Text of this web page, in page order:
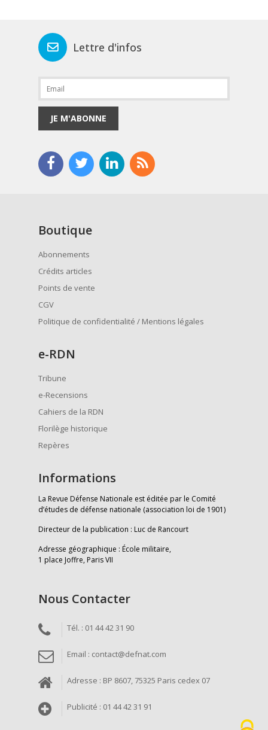
Lettre d'infos
JE M'ABONNE
Boutique
Abonnements
Crédits articles
Points de vente
CGV
Politique de confidentialité / Mentions légales
e-RDN
Tribune
e-Recensions
Cahiers de la RDN
Florilège historique
Repères
Informations
La Revue Défense Nationale est éditée par le Comité
d’études de défense nationale (association loi de 1901)
Directeur de la publication : Luc de Rancourt
Adresse géographique : École militaire,
1 place Joffre, Paris VII
Nous Contacter
Tél. : 01 44 42 31 90
Email : contact@defnat.com
Adresse : BP 8607, 75325 Paris cedex 07
Publicité : 01 44 42 31 91